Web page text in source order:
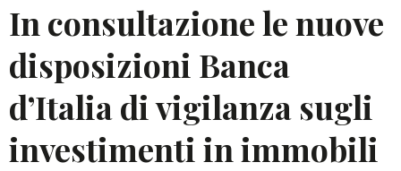
In consultazione le nuove
disposizioni Banca
d’Italia di vigilanza sugli
investimenti in immobili